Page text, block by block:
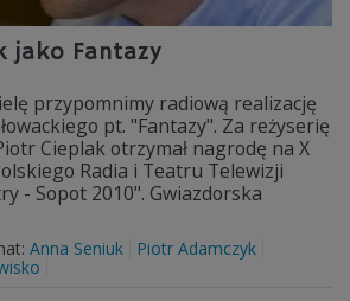
jako Fantazy
przypomnimy radiową realizację
pt. "Fantazy". Za reżyserię
Cieplak otrzymał nagrodę na X
Radia i Teatru Telewizji
- Sopot 2010". Gwiazdorska
Anna Seniuk
Piotr Adamczyk